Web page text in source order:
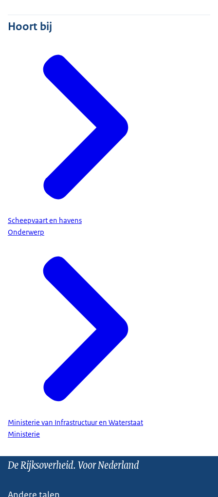
Hoort bij
Scheepvaart en havens
Onderwerp
Ministerie van Infrastructuur en Waterstaat
Ministerie
De Rijksoverheid. Voor Nederland